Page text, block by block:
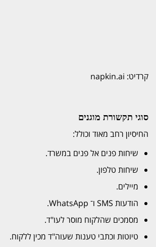
קרדיט: napkin.ai
סוגי תקשורת מוגנים
החיסיון רחב מאוד וכולל:
שיחות פנים אל פנים במשרד.
שיחות טלפון.
מיילים.
הודעות SMS ו־ WhatsApp.
מסמכים שהלקוח מוסר לעו"ד.
טיוטות וכתבי טענות שעוה"ד מכין ללקוח.